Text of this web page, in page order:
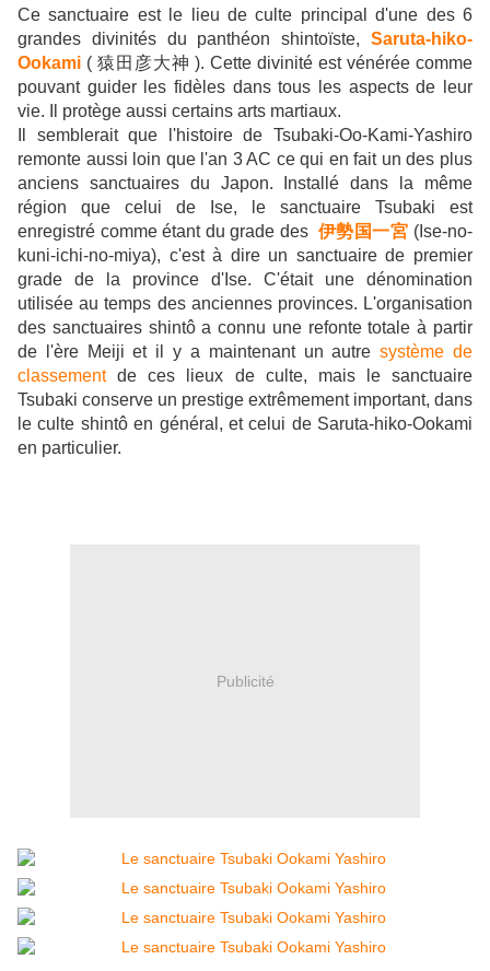
Ce sanctuaire est le lieu de culte principal d'une des 6
grandes divinités du panthéon shintoïste, Saruta-hiko-
Ookami (猿田彦大神 ). Cette divinité est vénérée comme
pouvant guider les fidèles dans tous les aspects de leur
vie. Il protège aussi certains arts martiaux.
Il semblerait que l'histoire de Tsubaki-Oo-Kami-Yashiro
remonte aussi loin que l'an 3 AC ce qui en fait un des plus
anciens sanctuaires du Japon. Installé dans la même
région que celui de Ise, le sanctuaire Tsubaki est
enregistré comme étant du grade des 伊勢国一宮 (Ise-no-
kuni-ichi-no-miya), c'est à dire un sanctuaire de premier
grade de la province d'Ise. C'était une dénomination
utilisée au temps des anciennes provinces. L'organisation
des sanctuaires shintô a connu une refonte totale à partir
de l'ère Meiji et il y a maintenant un autresystème de
classementde ces lieux de culte, mais le sanctuaire
Tsubaki conserve un prestige extrêmement important, dans
le culte shintô en général, et celui de Saruta-hiko-Ookami
en particulier.
Publicité